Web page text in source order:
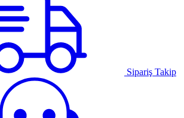
Sipariş Takip